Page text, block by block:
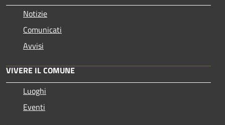
Notizie
Comunicati
Avvisi
VIVERE IL COMUNE
Luoghi
Eventi